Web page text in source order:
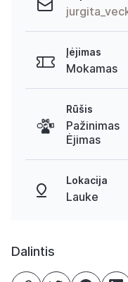
Įėjimas
Mokamas
Rūšis
Pažinimas
Ėjimas
Lokacija
Lauke
Dalintis